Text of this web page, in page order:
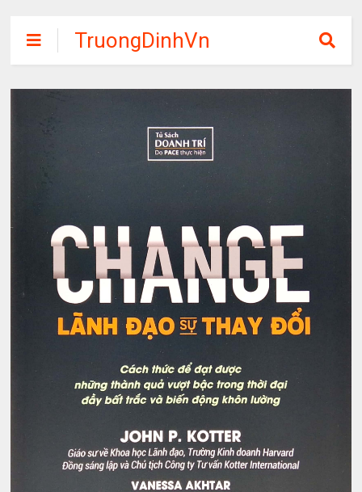
TruongDinhVn
Chia sẽ ebook,
các khóa học,
phần mềm học
tập miễn phí